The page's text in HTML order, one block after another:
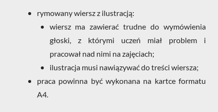
rymowany wiersz z ilustracją:
wiersz ma zawierać trudne do wymówienia
głoski, z którymi uczeń miał problem i
pracował nad nimi na zajęciach;
ilustracja musi nawiązywać do treści wiersza;
praca powinna być wykonana na kartce formatu
A4.